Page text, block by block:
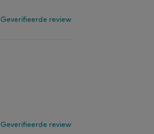
Geverifieerde review
Geverifieerde review